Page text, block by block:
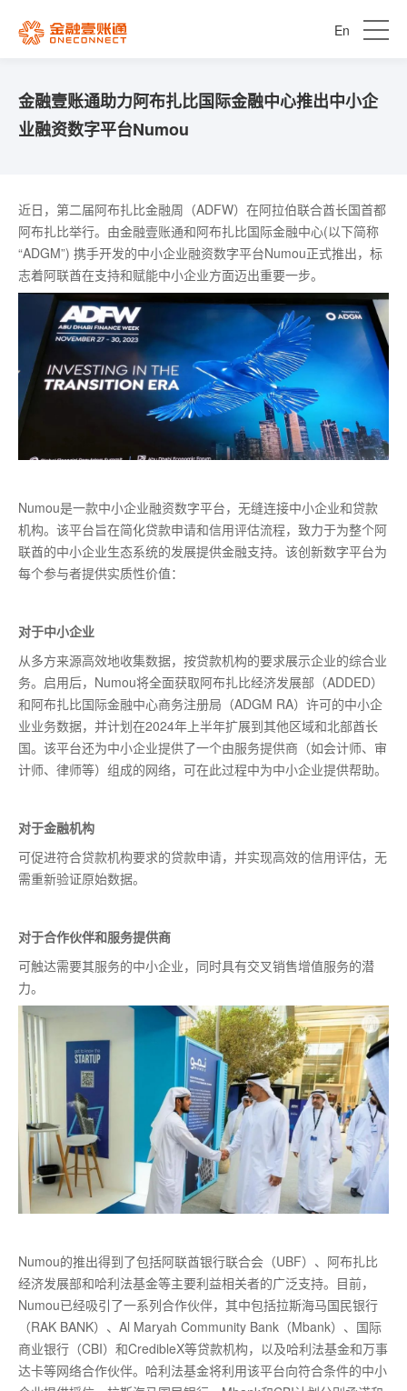
En
金融壹账通助力阿布扎比国际金融中心推出中小企
业融资数字平台Numou
近日，第二届阿布扎比金融周（ADFW）在阿拉伯联合酋长国首都
阿布扎比举行。由金融壹账通和阿布扎比国际金融中心(以下简称
“ADGM”) 携手开发的中小企业融资数字平台Numou正式推出，标
志着阿联酋在支持和赋能中小企业方面迈出重要一步。
Numou是一款中小企业融资数字平台，无缝连接中小企业和贷款
机构。该平台旨在简化贷款申请和信用评估流程，致力于为整个阿
联酋的中小企业生态系统的发展提供金融支持。该创新数字平台为
每个参与者提供实质性价值：
对于中小企业
从多方来源高效地收集数据，按贷款机构的要求展示企业的综合业
务。启用后，Numou将全面获取阿布扎比经济发展部（ADDED）
和阿布扎比国际金融中心商务注册局（ADGM RA）许可的中小企
业业务数据，并计划在2024年上半年扩展到其他区域和北部酋长
国。该平台还为中小企业提供了一个由服务提供商（如会计师、审
计师、律师等）组成的网络，可在此过程中为中小企业提供帮助。
对于金融机构
可促进符合贷款机构要求的贷款申请，并实现高效的信用评估，无
需重新验证原始数据。
对于合作伙伴和服务提供商
可触达需要其服务的中小企业，同时具有交叉销售增值服务的潜
力。
Numou的推出得到了包括阿联酋银行联合会（UBF）、阿布扎比
经济发展部和哈利法基金等主要利益相关者的广泛支持。目前，
Numou已经吸引了一系列合作伙伴，其中包括拉斯海马国民银行
（RAK BANK）、Al Maryah Community Bank（Mbank）、国际
商业银行（CBI）和CredibleX等贷款机构，以及哈利法基金和万事
达卡等网络合作伙伴。哈利法基金将利用该平台向符合条件的中小